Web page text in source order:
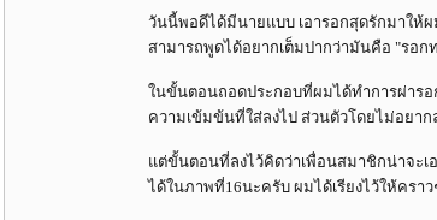
วันนี้พอดีได้มีนายแบบ เอารอกสุดรักมาให้
สามารถพูดได้อยากเต็มปากว่ามันคือ "รอ
ในขั้นตอนถอดประกอบที่ผมได้ทำการผ่ารอ
ความเข้มข้นที่ใส่ลงไป ส่วนตัวโดยไม่อยา
แต่ขั้นตอนที่ลงไว้คิดว่าเพื่อนสมาชิกน่าจะ
ได้ในภาพที่16นะครับ ผมได้เรียงไว้ให้คราว